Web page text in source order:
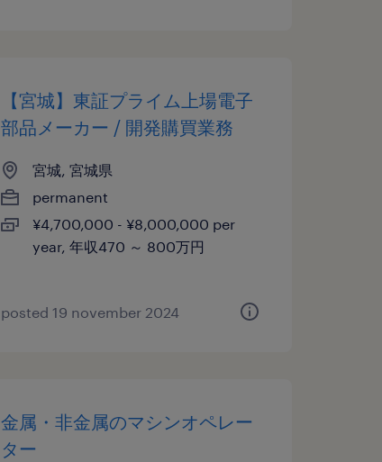
【宮城】東証プライム上場電子
部品メーカー / 開発購買業務
宮城, 宮城県
permanent
¥4,700,000 - ¥8,000,000 per
year, 年収470 ～ 800万円
posted 19 november 2024
金属・非金属のマシンオペレー
ター